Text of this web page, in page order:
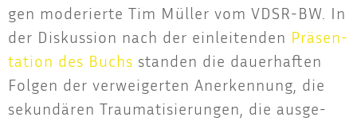
gen mode­rier­te Tim Mül­ler vom VDSR-BW. In
der Dis­kus­si­on nach der ein­lei­ten­den Prä­sen­
ta­ti­on des Buchs stan­den die dau­er­haf­ten
Fol­gen der ver­wei­ger­ten Aner­ken­nung, die
sekun­dä­ren Trau­ma­ti­sie­run­gen, die aus­ge­